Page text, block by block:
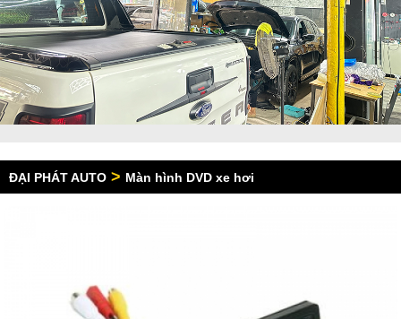
ĐẠI PHÁT AUTO > Màn hình DVD xe hơi